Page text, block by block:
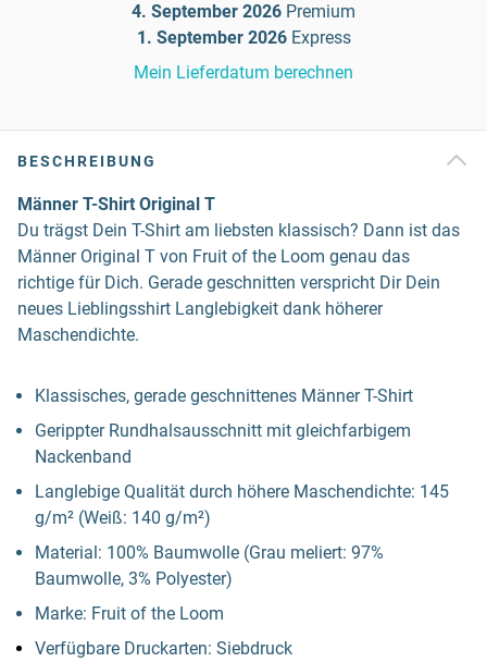
4. September 2026 Premium
1. September 2026 Express
Mein Lieferdatum berechnen
BESCHREIBUNG
Männer T-Shirt Original T
Du trägst Dein T-Shirt am liebsten klassisch? Dann ist das
Männer Original T von Fruit of the Loom genau das
richtige für Dich. Gerade geschnitten verspricht Dir Dein
neues Lieblingsshirt Langlebigkeit dank höherer
Maschendichte.
Klassisches, gerade geschnittenes Männer T-Shirt
Gerippter Rundhalsausschnitt mit gleichfarbigem
Nackenband
Langlebige Qualität durch höhere Maschendichte: 145
g/m² (Weiß: 140 g/m²)
Material: 100% Baumwolle (Grau meliert: 97%
Baumwolle, 3% Polyester)
Marke: Fruit of the Loom
Verfügbare Druckarten: Siebdruck